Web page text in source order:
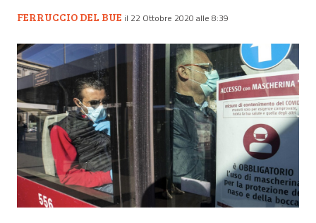
FERRUCCIO DEL BUE il 22 Ottobre 2020 alle 8:39